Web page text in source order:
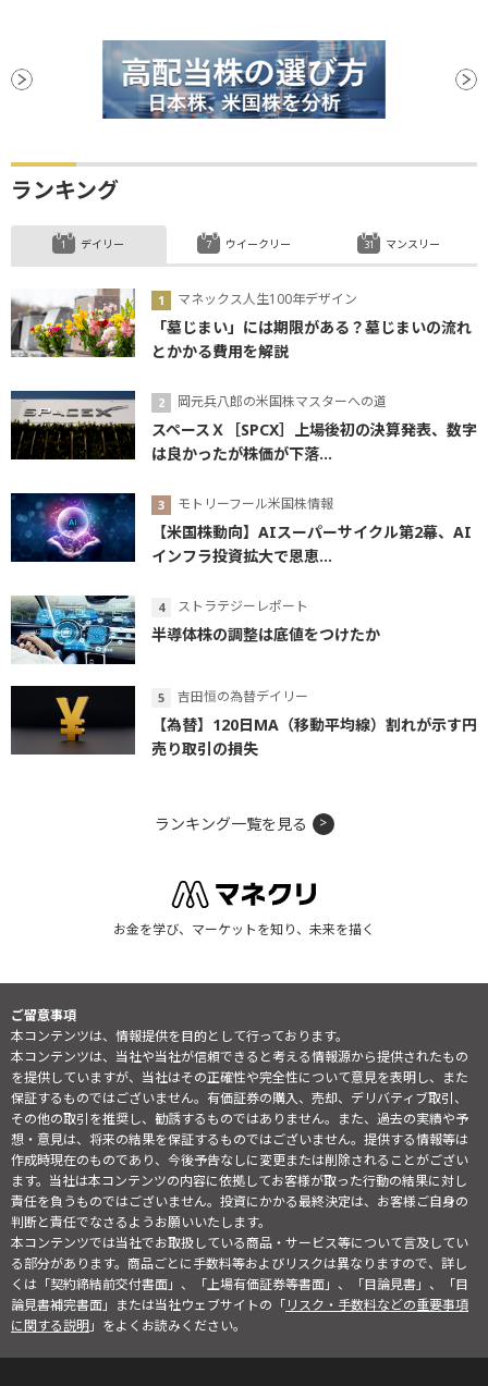
ランキング
デイリー
マネックス人生100年デザイン
「墓じまい」には期限がある？墓じまいの流れ
とかかる費用を解説
岡元兵八郎の米国株マスターへの道
スペースＸ［SPCX］上場後初の決算発表、数字
は良かったが株価が下落...
モトリーフール米国株情報
【米国株動向】AIスーパーサイクル第2幕、AI
インフラ投資拡大で恩恵...
ストラテジーレポート
半導体株の調整は底値をつけたか
吉田恒の為替デイリー
【為替】120日MA（移動平均線）割れが示す円
売り取引の損失
ウイークリー マンスリー
ランキング一覧を見る
お金を学び、マーケットを知り、未来を描く
ご留意事項
本コンテンツは、情報提供を目的として行っております。
本コンテンツは、当社や当社が信頼できると考える情報源から提供されたもの
を提供していますが、当社はその正確性や完全性について意見を表明し、また
保証するものではございません。有価証券の購入、売却、デリバティブ取引、
その他の取引を推奨し、勧誘するものではありません。また、過去の実績や予
想・意見は、将来の結果を保証するものではございません。提供する情報等は
作成時現在のものであり、今後予告なしに変更または削除されることがござい
ます。当社は本コンテンツの内容に依拠してお客様が取った行動の結果に対し
責任を負うものではございません。投資にかかる最終決定は、お客様ご自身の
判断と責任でなさるようお願いいたします。
本コンテンツでは当社でお取扱している商品・サービス等について言及してい
る部分があります。商品ごとに手数料等およびリスクは異なりますので、詳し
くは「契約締結前交付書面」、「上場有価証券等書面」、「目論見書」、「目
論見書補完書面」または当社ウェブサイトの「リスク・手数料などの重要事項
に関する説明」をよくお読みください。